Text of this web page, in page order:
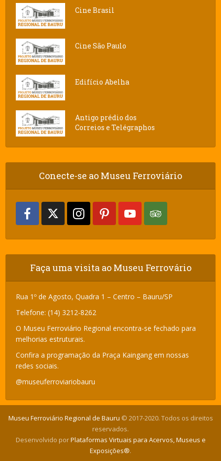
Cine Brasil
Cine São Paulo
Edifício Abelha
Antigo prédio dos
Correios e Telégraphos
Conecte-se ao Museu Ferroviário
Faça uma visita ao Museu Ferrovário
Rua 1º de Agosto, Quadra 1 – Centro – Bauru/SP
Telefone: (14) 3212-8262
O Museu Ferroviário Regional encontra-se fechado para
melhorias estruturais.
Confira a programação da Praça Kaingang em nossas
redes sociais.
@museuferroviariobauru
Museu Ferroviário Regional de Bauru © 2017-2020. Todos os direitos
reservados.
Desenvolvido porPlataformas Virtuais para Acervos, Museus e
Exposições®.